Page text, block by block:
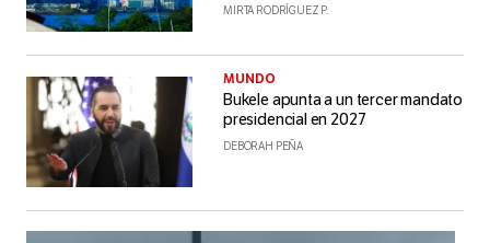
MIRTA RODRÍGUEZ P.
MUNDO
Bukele apunta a un tercer mandato
presidencial en 2027
DEBORAH PEÑA